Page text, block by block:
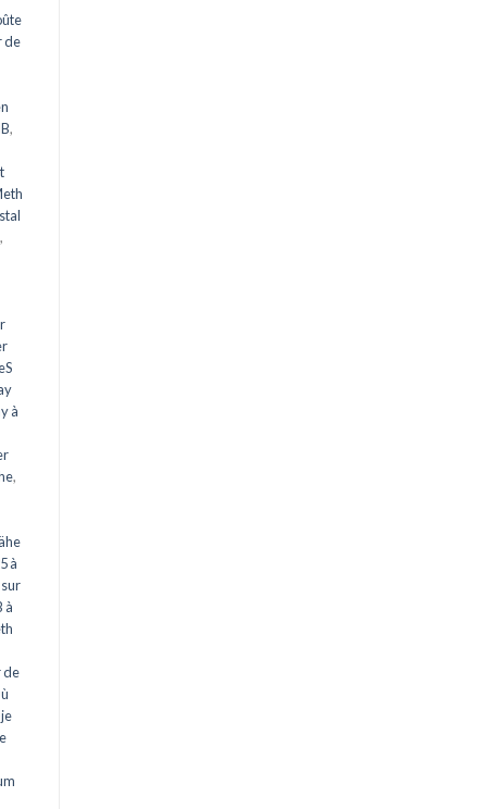
de
,
,
à
,
à
à
de